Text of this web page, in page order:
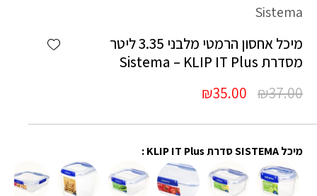
Sistema
wishlist
מיכל אחסון הרמטי מלבני 3.35 ליטר
מסדרת Sistema – KLIP IT Plus
₪37.00
המחיר
היה:
₪37.00.
₪35.00 המחיר
הוא:
₪35.00.
מיכל SISTEMA סדרת KLIP IT Plus :